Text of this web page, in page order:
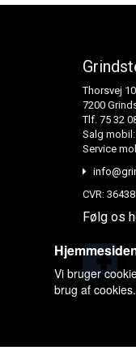
Thorsvej
7200
Tlf. 75 32
Salg
Service
CVR:
Følg os
Vi bruger
brug af cookies.